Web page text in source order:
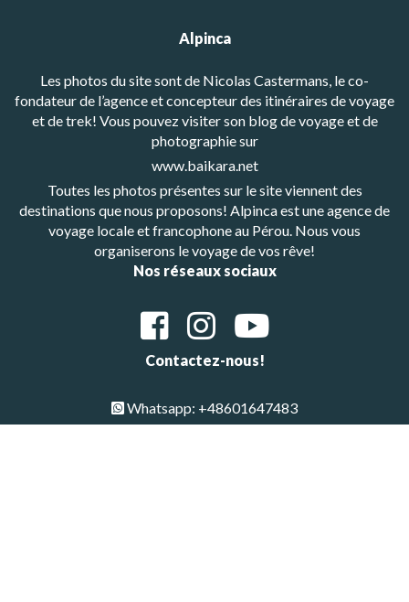
Alpinca
Les photos du site sont de Nicolas Castermans, le co-
fondateur de l’agence et concepteur des itinéraires de voyage
et de trek! Vous pouvez visiter son blog de voyage et de
photographie sur
www.baikara.net
Toutes les photos présentes sur le site viennent des
destinations que nous proposons! Alpinca est une agence de
voyage locale et francophone au Pérou. Nous vous
organiserons le voyage de vos rêve!
Nos réseaux sociaux
Contactez-nous!
Whatsapp: +48601647483